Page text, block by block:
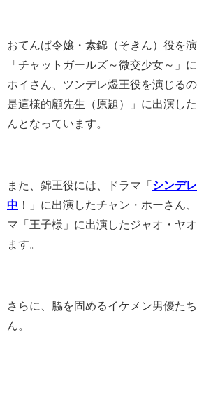
おてんば令嬢・素錦（そきん）役を
「チャットガールズ～微交少女～」
ホイさん、ツンデレ煜王役を演じる
是這様的顧先生（原題）」に出演し
んとなっています。
また、錦王役には、ドラマ「 シンデ
中 ！」に出演したチャン・ホーさん
マ「王子様」に出演したジャオ・ヤ
ます。
さらに、脇を固めるイケメン男優た
ん。